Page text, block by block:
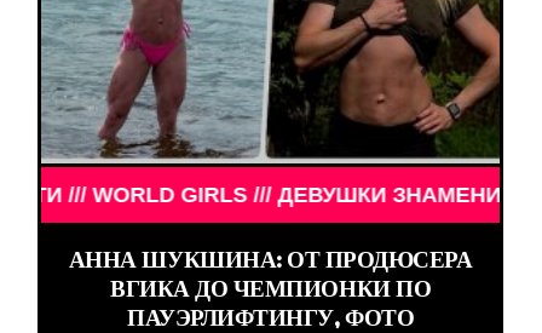
/// WORLD GIRLS /// ДЕВУШКИ
АННА ШУКШИНА: ОТ ПРОДЮСЕРА
ВГИКА ДО ЧЕМПИОНКИ ПО
ПАУЭРЛИФТИНГУ, ФОТО